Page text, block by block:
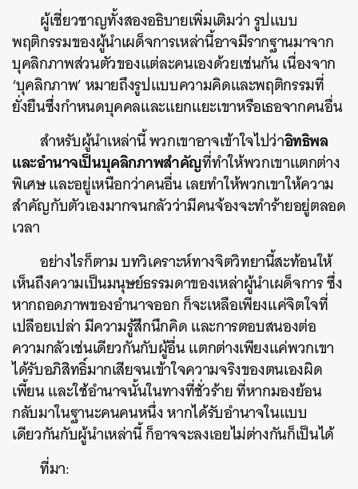
ผู้เชี่ยวชาญทั้งสองอธิบายเพิ่มเติมว่า รูปแบบ
พฤติกรรมของผู้นำเผด็จการเหล่านี้อาจมีรากฐานมาจาก
บุคลิกภาพส่วนตัวของแต่ละคนเองด้วยเช่นกัน เนื่องจาก
‘บุคลิกภาพ’ หมายถึงรูปแบบความคิดและพฤติกรรมที่
ยั่งยืนซึ่งกำหนดบุคคลและแยกแยะเขาหรือเธอจากคนอื่น
สำหรับผู้นำเหล่านี้ พวกเขาอาจเข้าใจไปว่าอิทธิพล
และอำนาจเป็นบุคลิกภาพสำคัญที่ทำให้พวกเขาแตกต่าง
พิเศษ และอยู่เหนือกว่าคนอื่น เลยทำให้พวกเขาให้ความ
สำคัญกับตัวเองมากจนกลัวว่ามีคนจ้องจะทำร้ายอยู่ตลอด
เวลา
อย่างไรก็ตาม บทวิเคราะห์ทางจิตวิทยานี้สะท้อนให้
เห็นถึงความเป็นมนุษย์ธรรมดาของเหล่าผู้นำเผด็จการ ซึ่ง
หากถอดภาพของอำนาจออก ก็จะเหลือเพียงแค่จิตใจที่
เปลือยเปล่า มีความรู้สึกนึกคิด และการตอบสนองต่อ
ความกลัวเช่นเดียวกันกับผู้อื่น แตกต่างเพียงแค่พวกเขา
ได้รับอภิสิทธิ์มากเสียจนเข้าใจความจริงของตนเองผิด
เพี้ยน และใช้อำนาจนั้นในทางที่ชั่วร้าย ที่หากมองย้อน
กลับมาในฐานะคนคนหนึ่ง หากได้รับอำนาจในแบบ
เดียวกันกับผู้นำเหล่านี้ ก็อาจจะลงเอยไม่ต่างกันก็เป็นได้
ที่มา: